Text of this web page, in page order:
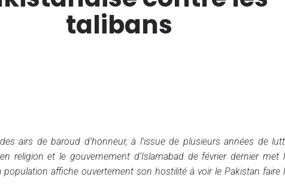
talibans
airs de baroud d’honneur, à l’issue de plusieurs années de
religion et le gouvernement d’Islamabad de février dernier met
population affiche ouvertement son hostilité à voir le Pakistan faire